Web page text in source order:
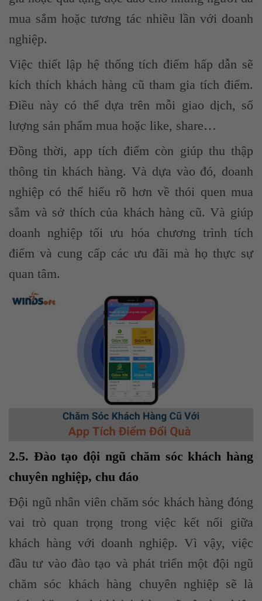
mua sắm hoặc tương tác nhiều lần với doanh
nghiệp.
Việc thiết lập hệ thống tích điểm hấp dẫn sẽ
kích thích khách hàng cũ tham gia tích điểm.
Điều này có thể dựa trên mỗi giao dịch, số
lượng sản phẩm mua hoặc like, share…
Đồng thời, app tích điểm còn giúp thu thập
thông tin khách hàng. Và dựa vào đó, doanh
nghiệp có thể hiểu rõ hơn về thói quen mua
sắm và sở thích của khách hàng cũ. Và giúp
doanh nghiệp tối ưu hóa chương trình tích
điểm và cung cấp các ưu đãi mà họ thực sự
quan tâm.
2.5. Đào tạo đội ngũ chăm sóc khách hàng
chuyên nghiệp, chu đáo
Đội ngũ nhân viên chăm sóc khách hàng đóng
vai trò quan trọng trong việc kết nối giữa
khách hàng với doanh nghiệp. Vì vậy, việc
đầu tư vào đào tạo và phát triển một đội ngũ
chăm sóc khách hàng chuyên nghiệp sẽ là